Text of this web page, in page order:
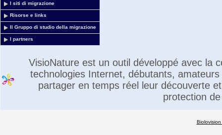
I siti di migrazione
Risorse e links
Il Gruppo di studio della migrazione
I partners
VisioNature est un outil développé avec la
technologies Internet, débutants,
partager en temps réel leur découverte
protection
Biolovision